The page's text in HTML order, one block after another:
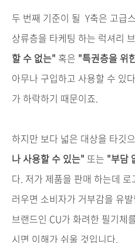
두 번째 기준이 될 Y축은 고급
상류층을 타케팅 하는 럭셔리
할 수 없는" 혹은 "특권층을위
아무나 구입하고 사용할 수 있
가하락하기 때문이죠.
하지만 보다 넓은 대상을 타깃
나사용할 수 있는" 또는 "부담
다. 저가 제품을 판매 하는데 로
러우면 소비자가 거부감을 유
브랜드인 CU가 화려한 필기체
시면 이해가 쉬울 것입니다.